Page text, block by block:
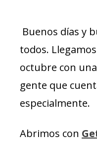
Buenos días y
todos.
octubre con
gente que
especialmente.
Abrimos con